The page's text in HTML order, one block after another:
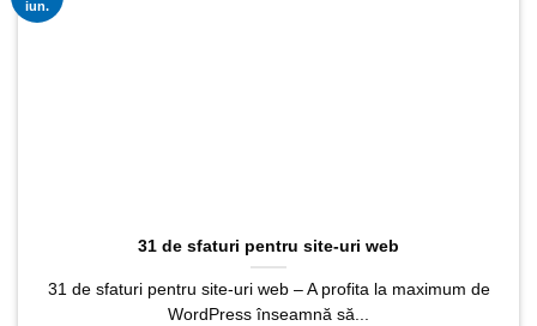
31 de sfaturi pentru site-uri web
31 de sfaturi pentru site-uri web – A profita la maximum de
WordPress înseamnă să...
iun.